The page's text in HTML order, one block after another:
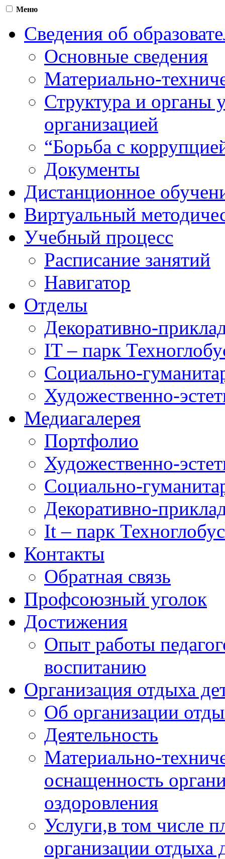
Меню
Сведения об
Основные сведения
Материально-
Структура и органы
организацией
“Борьба с
Документы
Дистанционное
Виртуальный
Учебный процесс
Расписание занятий
Навигатор
Отделы
Декоративно-
IT – парк
Социально-
Художественно-
Медиагалерея
Портфолио
Художественно-
Социально-
Декоративно-
It – парк Техноглобус
Контакты
Обратная связь
Профсоюзный уголок
Достижения
Опыт работы
воспитанию
Организация отдыха
Об организации
Деятельность
Материально-
оснащенность
оздоровления
Услуги,в том числе
организации отдыха